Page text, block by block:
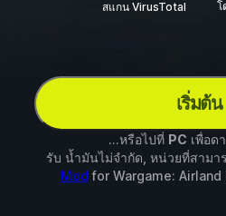
สแกน VirusTotal โ
เริ่มต้น
...หรือไปที่ PC เพื่อด
รับ น้ำมันไม่จำกัด, หน่วยที่สามา
Mod for Wargame: